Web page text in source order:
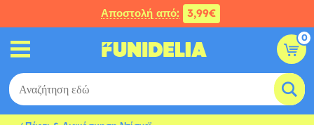
Αποστολή από: 3,99€
0